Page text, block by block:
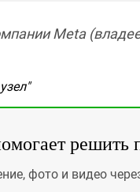
Meta
решить
фото и видео